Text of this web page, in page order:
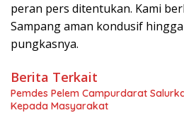
peran pers ditentukan. Kami
Sampang aman kondusif
pungkasnya.
Berita Terkait
Pemdes Pelem Campurdarat
Kepada Masyarakat